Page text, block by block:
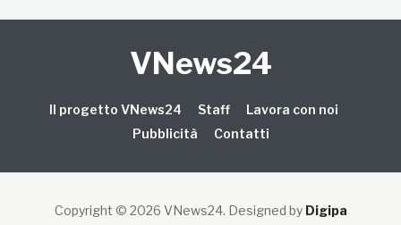
VNews24
Il progetto VNews24 Staff
Lavora con noi
Pubblicità
Contatti
Copyright © 2026 VNews24. Designed by Digipa